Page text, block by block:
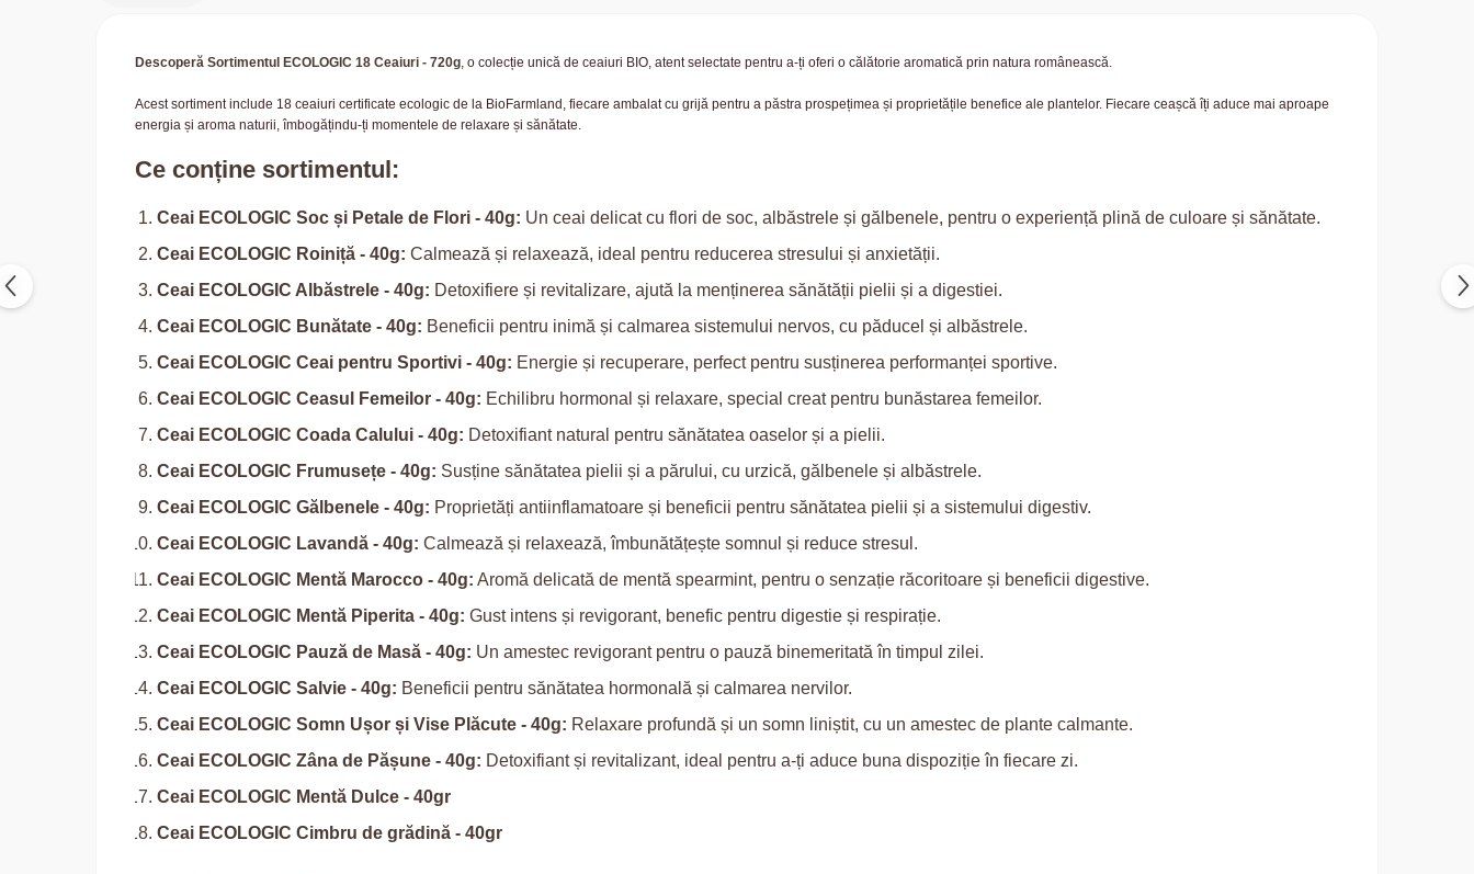
Descoperă Sortimentul ECOLOGIC 18 Ceaiuri - 720g, o colecție unică de ceaiuri BIO, atent selectate pentru a-ți oferi o călătorie aromatică prin natura românească.
Acest sortiment include 18 ceaiuri certificate ecologic de la BioFarmland, fiecare ambalat cu grijă pentru a păstra prospețimea și proprietățile benefice ale plantelor. Fiecare ceașcă îți aduce mai aproape
energia și aroma naturii, îmbogățindu-ți momentele de relaxare și sănătate.
Ce conține sortimentul:
Ceai ECOLOGIC Soc și Petale de Flori - 40g: Un ceai delicat cu flori de soc, albăstrele și gălbenele, pentru o experiență plină de culoare și sănătate.
Ceai ECOLOGIC Roiniță - 40g: Calmează și relaxează, ideal pentru reducerea stresului și anxietății.
Ceai ECOLOGIC Albăstrele - 40g: Detoxifiere și revitalizare, ajută la menținerea sănătății pielii și a digestiei.
Ceai ECOLOGIC Bunătate - 40g: Beneficii pentru inimă și calmarea sistemului nervos, cu păducel și albăstrele.
Ceai ECOLOGIC Ceai pentru Sportivi - 40g: Energie și recuperare, perfect pentru susținerea performanței sportive.
Ceai ECOLOGIC Ceasul Femeilor - 40g: Echilibru hormonal și relaxare, special creat pentru bunăstarea femeilor.
Ceai ECOLOGIC Coada Calului - 40g: Detoxifiant natural pentru sănătatea oaselor și a pielii.
Ceai ECOLOGIC Frumusețe - 40g: Susține sănătatea pielii și a părului, cu urzică, gălbenele și albăstrele.
Ceai ECOLOGIC Gălbenele - 40g: Proprietăți antiinflamatoare și beneficii pentru sănătatea pielii și a sistemului digestiv.
Ceai ECOLOGIC Lavandă - 40g: Calmează și relaxează, îmbunătățește somnul și reduce stresul.
Ceai ECOLOGIC Mentă Marocco - 40g: Aromă delicată de mentă spearmint, pentru o senzație răcoritoare și beneficii digestive.
Ceai ECOLOGIC Mentă Piperita - 40g: Gust intens și revigorant, benefic pentru digestie și respirație.
Ceai ECOLOGIC Pauză de Masă - 40g: Un amestec revigorant pentru o pauză binemeritată în timpul zilei.
Ceai ECOLOGIC Salvie - 40g: Beneficii pentru sănătatea hormonală și calmarea nervilor.
Ceai ECOLOGIC Somn Ușor și Vise Plăcute - 40g: Relaxare profundă și un somn liniștit, cu un amestec de plante calmante.
Ceai ECOLOGIC Zâna de Pășune - 40g: Detoxifiant și revitalizant, ideal pentru a-ți aduce buna dispoziție în fiecare zi.
Ceai ECOLOGIC Mentă Dulce - 40gr
Ceai ECOLOGIC Cimbru de grădină - 40gr